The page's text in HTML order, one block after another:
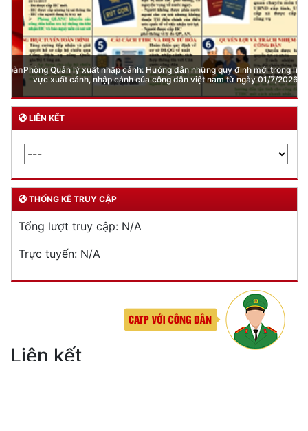
Lĩnh vực quản lý vũ khí, vật liệu nổ, công cụ hỗ trợ
Đăng ký, quản lý cư trú
Đăng ký, quản lý phương tiện giao thông cơ giới
Quản lý ngành nghề kinh doanh có điều kiện
Đăng ký, quản lý con dấu
Quản lý xuất nhập cảnh